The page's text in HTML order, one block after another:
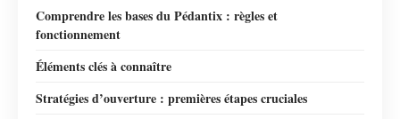
Comprendre les bases du Pédantix : règles et
fonctionnement
Éléments clés à connaître
Stratégies d’ouverture : premières étapes cruciales